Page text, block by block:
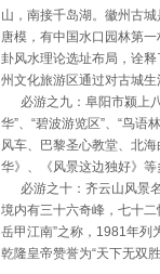
山，南接千岛湖。徽州古
唐模，有中国水口园林第
卦风水理论选址布局，诠
州文化旅游区通过对古城
必游之九：阜阳市颍上八
华”、“碧波游览区”、“鸟
风车、巴黎圣心教堂、北
华》、《风景这边独好》
必游之十：齐云山风景名
境内有三十六奇峰，七十
岳甲江南”之称，1981年列
乾隆皇帝赞誉为“天下无双